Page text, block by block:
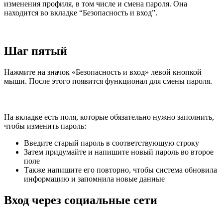
изменения профиля, в том числе и смена пароля. Она
находится во вкладке “Безопасность и вход”.
Шаг пятый
Нажмите на значок «Безопасность и вход» левой кнопкой
мыши. После этого появится функционал для смены пароля.
На вкладке есть поля, которые обязательно нужно заполнить,
чтобы изменить пароль:
Введите старый пароль в соответствующую строку
Затем придумайте и напишите новый пароль во второе
поле
Также напишите его повторно, чтобы система обновила
информацию и запомнила новые данные
Вход через социальные сети